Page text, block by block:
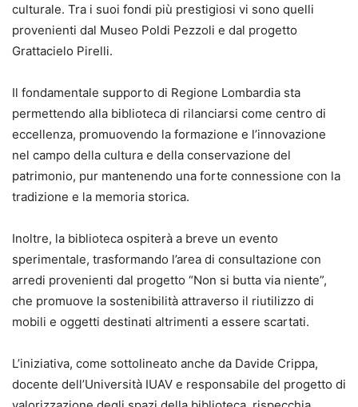
culturale. Tra i suoi fondi più prestigiosi vi sono quelli
provenienti dal Museo Poldi Pezzoli e dal progetto
Grattacielo Pirelli.
Il fondamentale supporto di Regione Lombardia sta
permettendo alla biblioteca di rilanciarsi come centro di
eccellenza, promuovendo la formazione e l’innovazione
nel campo della cultura e della conservazione del
patrimonio, pur mantenendo una forte connessione con la
tradizione e la memoria storica.
Inoltre, la biblioteca ospiterà a breve un evento
sperimentale, trasformando l’area di consultazione con
arredi provenienti dal progetto “Non si butta via niente”,
che promuove la sostenibilità attraverso il riutilizzo di
mobili e oggetti destinati altrimenti a essere scartati.
L’iniziativa, come sottolineato anche da Davide Crippa,
docente dell’Università IUAV e responsabile del progetto di